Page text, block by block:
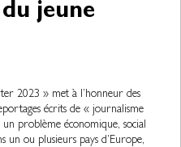
jeune
2023 » met à l’honneur des
écrits de « journalisme
problème économique, social
un ou plusieurs pays d’Europe,